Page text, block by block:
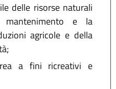
delle risorse naturali
e la
agricole e della
a fini ricreativi e